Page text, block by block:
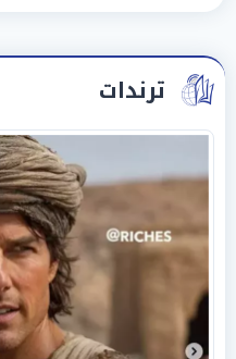
ترندات